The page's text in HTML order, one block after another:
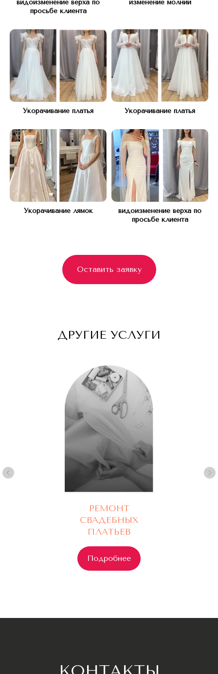
видоизменение верха по
просьбе клиента
изменение молнии
Укорачивание платья Укорачивание платья
Укорачивание лямок
видоизменение верха по
просьбе клиента
Оставить заявку
ДРУГИЕ УСЛУГИ
РЕМОНТ
СВАДЕБНЫХ
ПЛАТЬЕВ
Подробнее
КУТУЗОВСКИЙ ПРОСПЕКТ Д.45
Адрес:
(рядом с подъездом 12)
С 10 ДО 21, БЕЗ ВЫХОДНЫХ
Часы работы:
+7(977) 748 45 45
Телефон:
*Instagram запрещен в РФ (Meta*
признана экстремистской организацией)
Оставьте заявку и мы вам перезвоним
Политикой конфиденциальности
Оставить заявку